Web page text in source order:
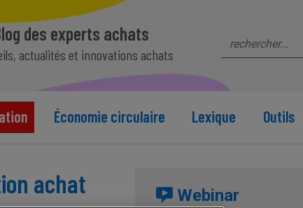
des experts achats
actualités et innovations achats
Économie circulaire Lexique Outils
achat Webinar